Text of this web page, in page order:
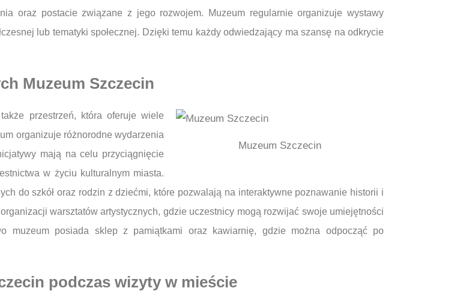
oraz postacie związane z jego rozwojem. Muzeum regularnie organizuje wystawy
lub tematyki społecznej. Dzięki temu każdy odwiedzający ma szansę na odkrycie
Muzeum Szczecin
Muzeum Szczecin
przestrzeń, która oferuje wiele
organizuje różnorodne wydarzenia
mają na celu przyciągnięcie
w życiu kulturalnym miasta.
do szkół oraz rodzin z dziećmi, które pozwalają na interaktywne poznawanie historii i
warsztatów artystycznych, gdzie uczestnicy mogą rozwijać swoje umiejętności
muzeum posiada sklep z pamiątkami oraz kawiarnię, gdzie można odpocząć po
podczas wizyty w mieście